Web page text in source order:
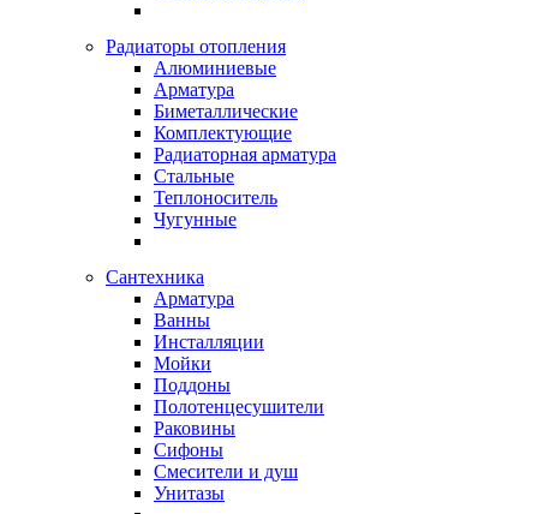
Радиаторы отопления
Алюминиевые
Арматура
Биметаллические
Комплектующие
Радиаторная арматура
Стальные
Теплоноситель
Чугунные
Сантехника
Арматура
Ванны
Инсталляции
Мойки
Поддоны
Полотенцесушители
Раковины
Сифоны
Смесители и душ
Унитазы